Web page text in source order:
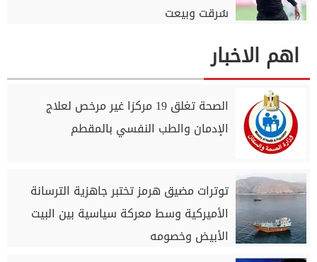
سُرقت وبيعت
اهم الاخبار
الصحة تغلق 19 مركزا غير مرخص لعلاج
الإدمان والطب النفسي بالمقطم
توترات مضيق هرمز تختبر جاهزية الترسانة
الأميركية وسط معركة سياسية بين البيت
الأبيض وخصومه